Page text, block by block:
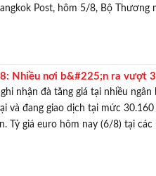
Post, hôm 5/8, Bộ Thương
Nhiều nơi b&#225;n ra vượt
nhận đà tăng giá tại nhiều
và đang giao dịch tại mức
Tỷ giá euro hôm nay (6/8) tại các